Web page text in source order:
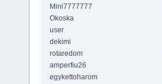
Mini7777777
Okoska
user
dekimi
rotaredom
amperfiu26
egykettoharom